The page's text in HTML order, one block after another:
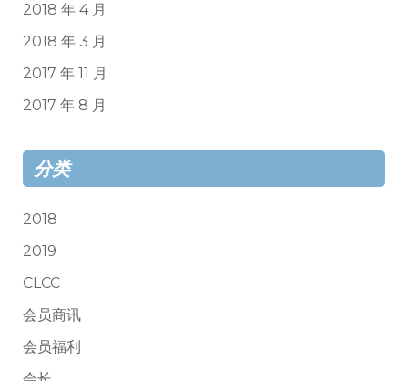
2018 年 4 月
2018 年 3 月
2017 年 11 月
2017 年 8 月
分类
2018
2019
CLCC
会员商讯
会员福利